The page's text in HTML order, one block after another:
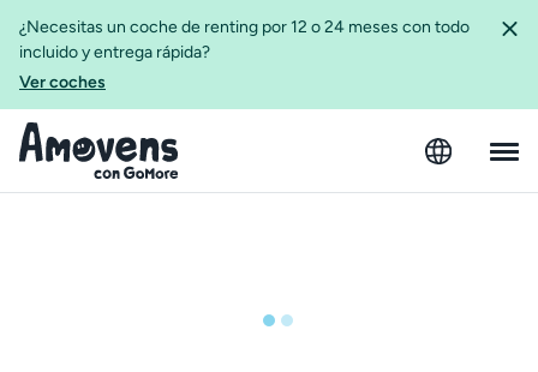
¿Necesitas un coche de renting por 12 o 24 meses con todo
incluido y entrega rápida?
Ver coches